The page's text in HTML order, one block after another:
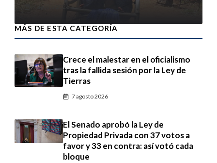
MÁS DE ESTA CATEGORÍA
Crece el malestar en el oficialismo
tras la fallida sesión por la Ley de
Tierras
7 agosto 2026
El Senado aprobó la Ley de
Propiedad Privada con 37 votos a
favor y 33 en contra: así votó cada
bloque